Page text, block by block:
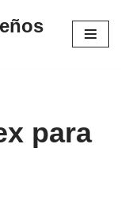
para